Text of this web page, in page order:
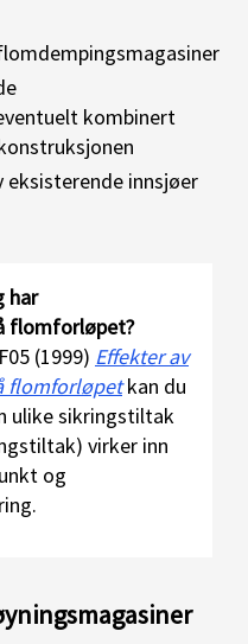
kombinert
innsjøer
har
flomforløpet?
(1999) Effekter av
flomforløpetkan du
ulike sikringstiltak
virker inn
og